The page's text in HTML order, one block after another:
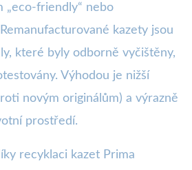
„eco-friendly“ nebo
kazety jsou
které byly odborně vyčištěny,
Výhodou je nižší
novým originálům) a výrazně
prostředí.
recyklaci kazet Prima